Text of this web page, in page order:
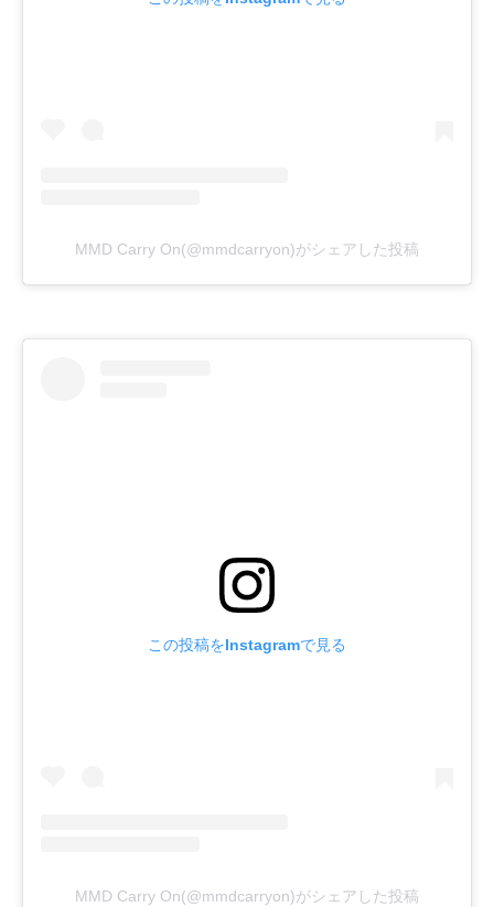
MMD Carry On(@mmdcarryon)がシェアした投稿
この投稿をInstagramで見る
MMD Carry On(@mmdcarryon)がシェアした投稿